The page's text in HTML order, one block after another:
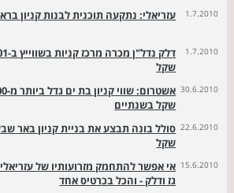
1.7.2010 עזריאלי: נתקעה תוכנית לבנות קניון
1.7.2010
שקל
30.6.2010
שקל בשנתיים
22.6.2010
שקל
15.6.2010 אי אפשר להתחמק מזרועותיו של
גז ודלק - והכל בכרטיס אחד